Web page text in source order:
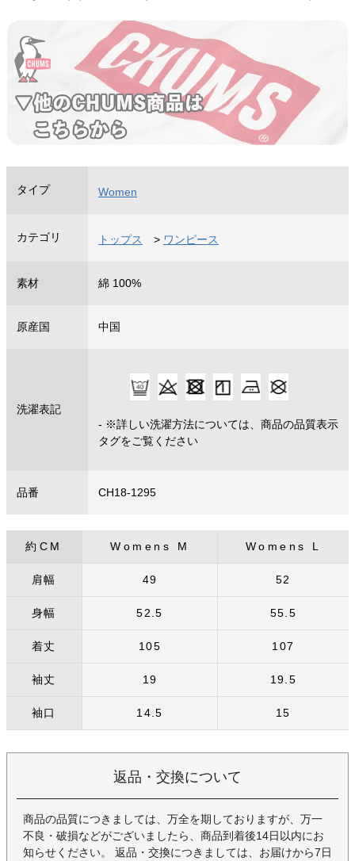
タイプ Women
カテゴリ トップス > ワンピース
素材 綿 100%
原産国 中国
洗濯表記
- ※詳しい洗濯方法については、商品の品質表示
タグをご覧ください
品番 CH18-1295
約CM Womens M Womens L
肩幅 49 52
身幅 52.5 55.5
着丈 105 107
袖丈 19 19.5
袖口 14.5 15
返品・交換について
商品の品質につきましては、万全を期しておりますが、万一
不良・破損などがございましたら、商品到着後14日以内にお
知らせください。 返品・交換につきましては、お届けから7日